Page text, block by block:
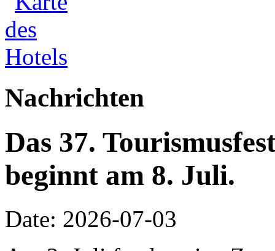
Nachrichten
Das 37.
beginnt am 8. Juli.
Date: 2026-07-03